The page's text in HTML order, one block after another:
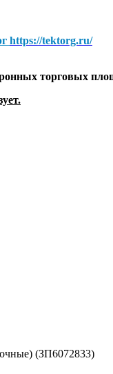
https://tektorg.ru/
торговых
(ЗП6072833)